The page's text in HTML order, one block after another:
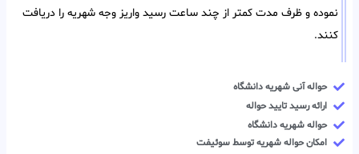
نموده و ظرف مدت کمتر از چند ساعت رسید واریز وجه شهریه را دریافت
کنند.
حواله آنی شهریه دانشگاه
ارائه رسید تایید حواله
حواله شهریه دانشگاه
امکان حواله شهریه توسط سوئیفت